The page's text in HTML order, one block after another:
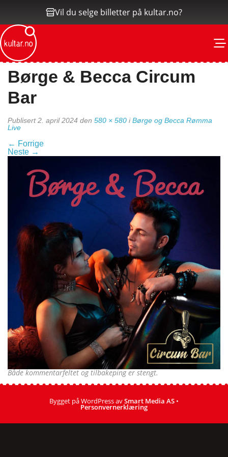
Vil du selge billetter på kultar.no?
Børge & Becca Circum
Bar
Publisert2. april 2024 den 580 × 580 iBørge og Becca Rømma
Live
← Forrige
Neste →
Både kommentarfeltet og tilbakeping er stengt.
Bygget på WordPress avSmart Media AS •
Personvernerklæring